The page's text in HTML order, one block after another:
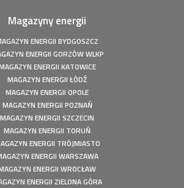
9,86 kWp
energii - Gorzów Śląski -
o mocy: 20,16 kWp
Koszaliński- Instalacja fotowoltaiczna
energii - Szczecin - Instalacja
6,1 kWp
energii - Wołuszewo -
o mocy: 9,81 kWp
Śląski - Instalacja fotowoltaiczna o
energii - Borek - Instalacja
7,77 kWp
Magazyny energii
ENERGII BYDGOSZCZ
ENERGII GORZÓW WLKP
ENERGII KATOWICE
MAGAZYN ENERGII ŁÓDŹ
MAGAZYN ENERGII OPOLE
MAGAZYN ENERGII POZNAŃ
MAGAZYN ENERGII SZCZECIN
MAGAZYN ENERGII TORUŃ
ENERGII TRÓJMIASTO
ENERGII WARSZAWA
ENERGII WROCŁAW
ENERGII ZIELONA GÓRA